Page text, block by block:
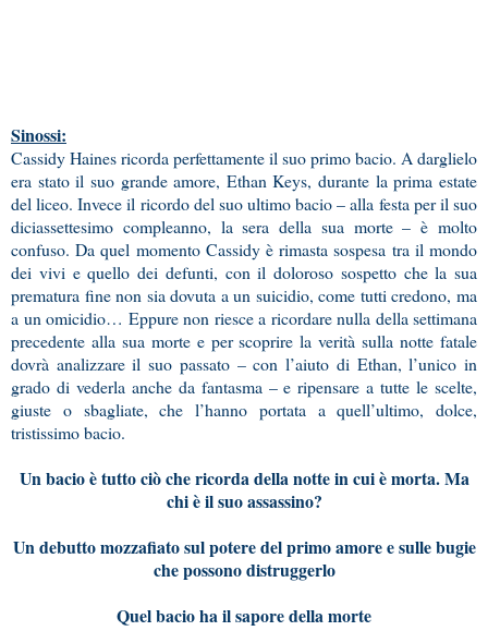
Sinossi:
Cassidy Haines ricorda perfettamente il suo primo bacio. A darglielo
era stato il suo grande amore, Ethan Keys, durante la prima estate
del liceo. Invece il ricordo del suo ultimo bacio – alla festa per il suo
diciassettesimo compleanno, la sera della sua morte – è molto
confuso. Da quel momento Cassidy è rimasta sospesa tra il mondo
dei vivi e quello dei defunti, con il doloroso sospetto che la sua
prematura fine non sia dovuta a un suicidio, come tutti credono, ma
a un omicidio… Eppure non riesce a ricordare nulla della settimana
precedente alla sua morte e per scoprire la verità sulla notte fatale
dovrà analizzare il suo passato – con l’aiuto di Ethan, l’unico in
grado di vederla anche da fantasma – e ripensare a tutte le scelte,
giuste o sbagliate, che l’hanno portata a quell’ultimo, dolce,
tristissimo bacio.
Un bacio è tutto ciò che ricorda della notte in cui è morta. Ma
chi è il suo assassino?
Un debutto mozzafiato sul potere del primo amore e sulle bugie
che possono distruggerlo
Quel bacio ha il sapore della morte